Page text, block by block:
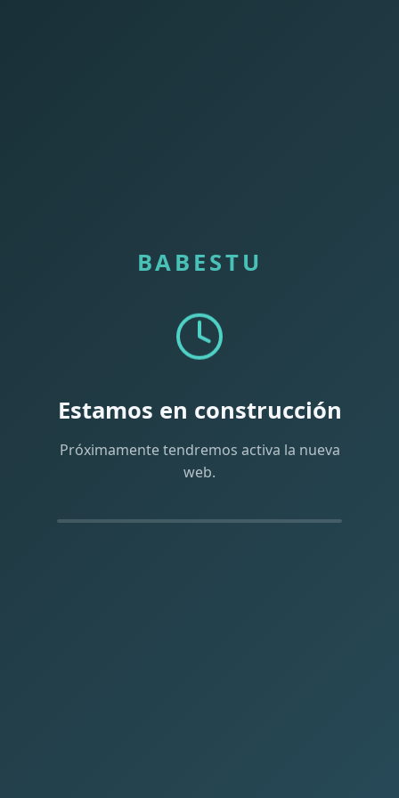
BABESTU
Estamos en construcción
Próximamente tendremos activa la nueva
web.